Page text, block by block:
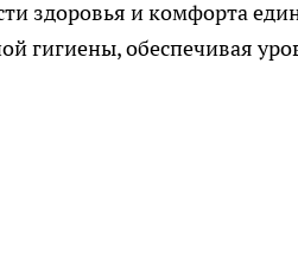
здоровья и комфорта
гигиены, обеспечивая